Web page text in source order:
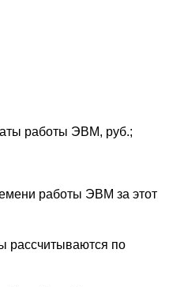
работы ЭВМ, руб.;
работы ЭВМ за этот
рассчитываются по